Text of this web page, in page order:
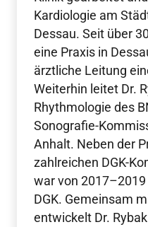
Kardiologie am
Dessau. Seit über
eine Praxis in
ärztliche Leitung
Weiterhin leitet Dr.
Rhythmologie des
Sonografie-
Anhalt. Neben der
zahlreichen DGK-
war von
DGK. Gemeinsam
entwickelt Dr.